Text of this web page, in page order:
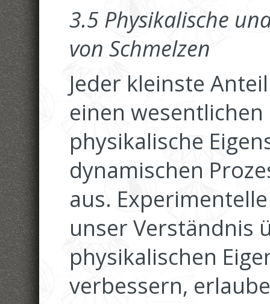
3.5 Physikalische
von Schmelzen
Jeder kleinste
einen
physikalische
dynamischen
aus.
unser Verständnis
physikalischen
verbessern,